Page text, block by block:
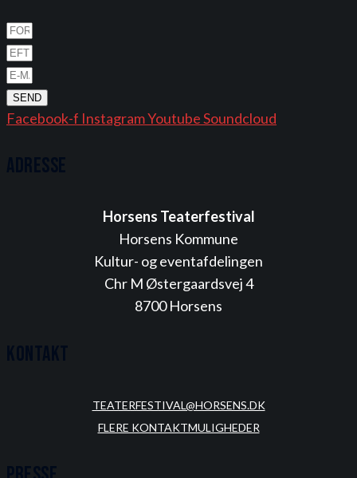
SEND
Facebook-f InstagramYoutubeSoundcloud
Horsens Teaterfestival
Horsens Kommune
Kultur- og eventafdelingen
Chr M Østergaardsvej 4
8700 Horsens
TEATERFESTIVAL@HORSENS.DK
FLERE KONTAKTMULIGHEDER